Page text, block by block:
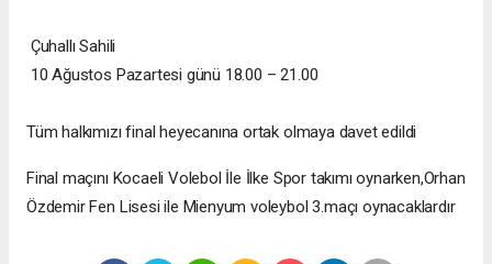
Çuhallı Sahili
10 Ağustos Pazartesi günü 18.00 – 21.00
Tüm halkımızı final heyecanına ortak olmaya davet edildi
Final maçını Kocaeli Volebol İle İlke Spor takımı oynarken,Orhan
Özdemir Fen Lisesi ile Mienyum voleybol 3.maçı oynacaklardır